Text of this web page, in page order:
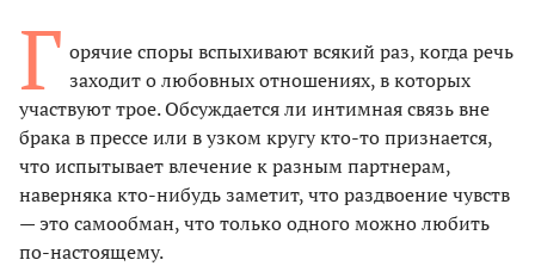
Г орячие споры вспыхивают всякий раз, когда речь
заходит о любовных отношениях, в которых
участвуют трое. Обсуждается ли интимная связь вне
брака в прессе или в узком кругу кто-то признается,
что испытывает влечение к разным партнерам,
наверняка кто-нибудь заметит, что раздвоение чувств
— это самообман, что только одного можно любить
по-настоящему.